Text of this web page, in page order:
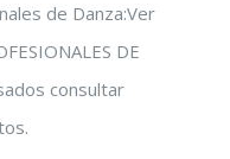
de Danza:Ver
DE
consultar